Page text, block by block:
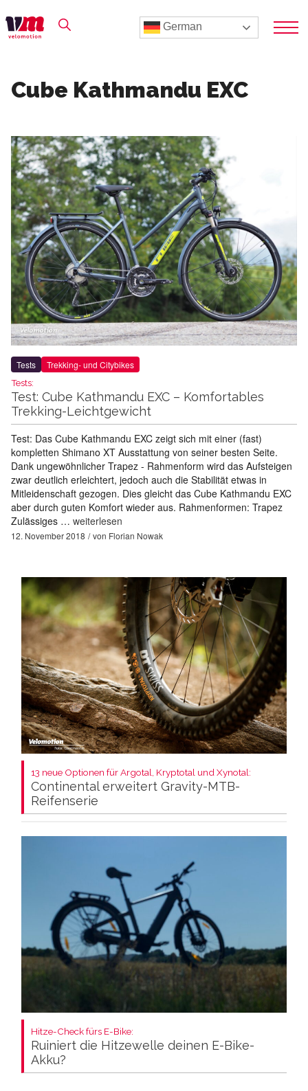
German
Cube Kathmandu EXC
Tests Trekking- und Citybikes
Tests:
Test: Cube Kathmandu EXC – Komfortables
Trekking-Leichtgewicht
Test: Das Cube Kathmandu EXC zeigt sich mit einer (fast)
kompletten Shimano XT Ausstattung von seiner besten Seite.
Dank ungewöhnlicher Trapez - Rahmenform wird das Aufsteigen
zwar deutlich erleichtert, jedoch auch die Stabilität etwas in
Mitleidenschaft gezogen. Dies gleicht das Cube Kathmandu EXC
aber durch guten Komfort wieder aus. Rahmenformen: Trapez
Zulässiges … weiterlesen
12. November 2018 von Florian Nowak
13 neue Optionen für Argotal, Kryptotal und Xynotal:
Continental erweitert Gravity-MTB-
Reifenserie
Hitze-Check fürs E-Bike:
Ruiniert die Hitzewelle deinen E-Bike-
Akku?